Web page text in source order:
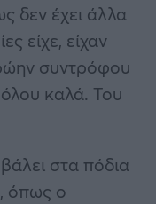
δεν έχει άλλα
είχε, είχαν
συντρόφου
καλά. Του
στα πόδια
όπως ο